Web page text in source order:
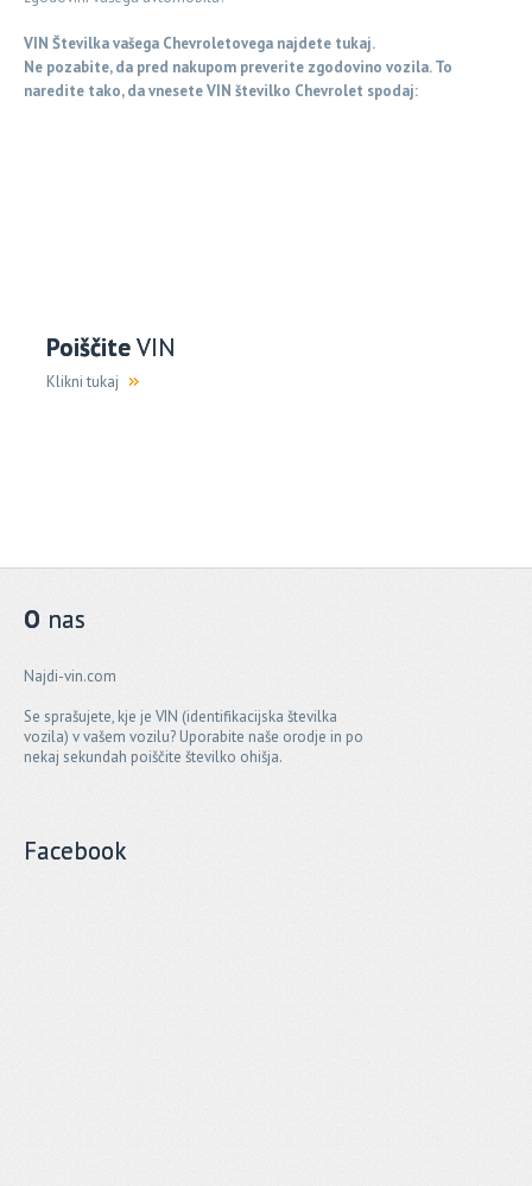
VIN Številka vašega Chevroletovega najdete tukaj.
Ne pozabite, da pred nakupom preverite zgodovino vozila. To
naredite tako, da vnesete VIN številko Chevrolet spodaj:
PoiščiteVIN
Klikni tukaj
O nas
Najdi-vin.com
Se sprašujete, kje je VIN (identifikacijska številka
vozila) v vašem vozilu? Uporabite naše orodje in po
nekaj sekundah poiščite številko ohišja.
Facebook